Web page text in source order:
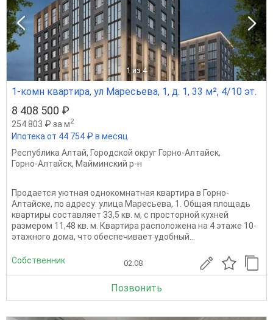
1 из 4
1-комн квартира, ул Маресьева, 1, д. 1, 33 м², 4/10 эт.
8 408 500 ₽
254 803 ₽ за м2
Ипотека от 44 754 ₽ в месяц
Республика Алтай, Городской округ Горно-Алтайск,
Горно-Алтайск, Майминский р-н
Продается уютная однокомнатная квартира в Горно-
Алтайске, по адресу: улица Маресьева, 1. Общая площадь
квартиры составляет 33,5 кв. м, с просторной кухней
размером 11,48 кв. м. Квартира расположена на 4 этаже 10-
этажного дома, что обеспечивает удобный...
Собственник 02.08
Позвонить